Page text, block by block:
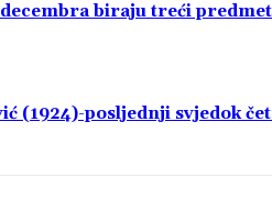
biraju treći
(1924)-posljednji svjedok